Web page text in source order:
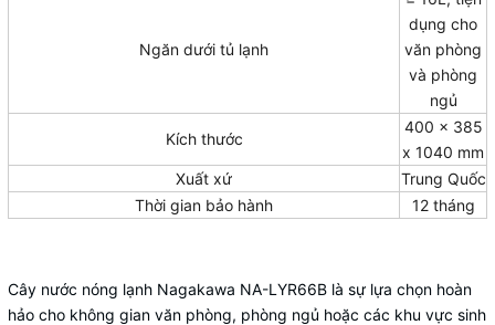
Ngăn dưới tủ lạnh
dụng cho
văn phòng
và phòng
ngủ
Kích thước
400 x 385
x 1040 mm
Xuất xứ
Trung Quốc
Thời gian bảo hành
12 tháng
Cây nước nóng lạnh Nagakawa NA-LYR66B là sự lựa chọn hoàn
hảo cho không gian văn phòng, phòng ngủ hoặc các khu vực sinh